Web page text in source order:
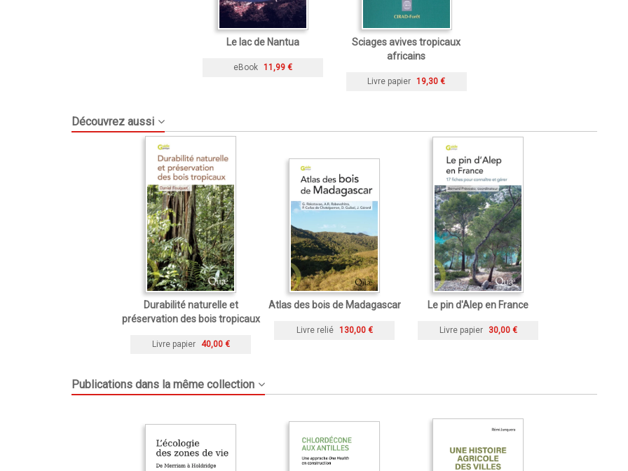
Le lac de Nantua
eBook 11,99 €
Sciages avives tropicaux
africains
Livre papier 19,30 €
Découvrez aussi
Durabilité naturelle et
préservation des bois tropicaux
Livre papier 40,00 €
Atlas des bois de Madagascar
Livre relié 130,00 €
Le pin d'Alep en France
Livre papier 30,00 €
Publications dans la même collection